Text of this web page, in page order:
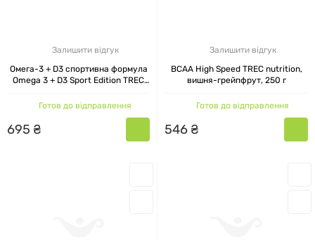
протеїнових батончиків, суперфудів від
польського бренду TREC NUTRITION. Для
зручності вибору відповідного продукту,
телефонуйте за номером, вказаним на сайті або
скористайтеся фільтрами на сайті.
Залишити відгук
Омега-3 + D3 спортивна формула
Omega 3 + D3 Sport Edition TREC
Готов до відправлення
695 ₴
Залишити відгук
BCAA High Speed TREC nutrition,
вишня-грейпфрут, 250 г
Готов до відправлення
546₴